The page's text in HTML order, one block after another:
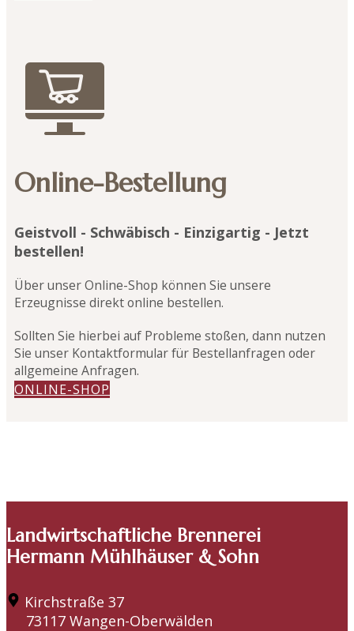
Online-Bestellung
Geistvoll - Schwäbisch - Einzigartig - Jetzt
bestellen!
Über unser Online-Shop können Sie unsere
Erzeugnisse direkt online bestellen.
Sollten Sie hierbei auf Probleme stoßen, dann nutzen
Sie unser Kontaktformular für Bestellanfragen oder
allgemeine Anfragen.
ONLINE-SHOP
Landwirtschaftliche Brennerei
Hermann Mühlhäuser & Sohn
​Kirchstraße 37
73117 Wangen-Oberwälden